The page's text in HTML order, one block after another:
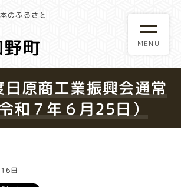
のふるさと
原商工業振興会通常
和７年６月25日）
日